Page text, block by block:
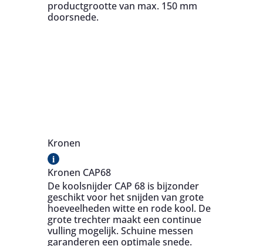
productgrootte van max. 150 mm
doorsnede.
Kronen
i
Kronen CAP68
De koolsnijder CAP 68 is bijzonder
geschikt voor het snijden van grote
hoeveelheden witte en rode kool. De
grote trechter maakt een continue
vulling mogelijk. Schuine messen
garanderen een optimale snede.